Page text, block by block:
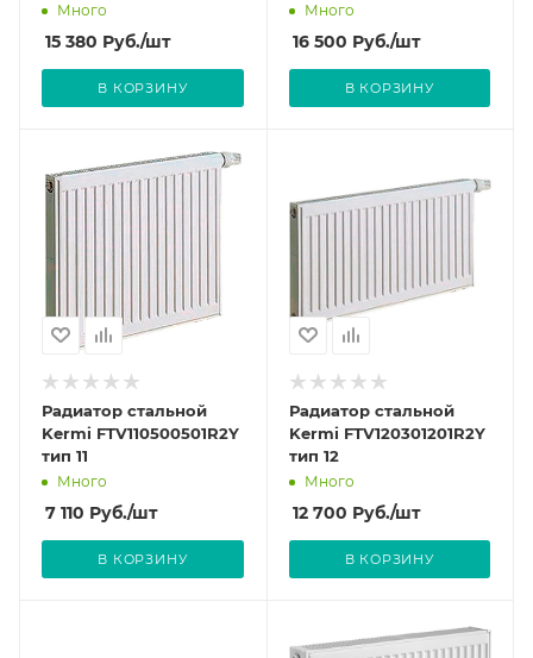
Много
15 380 Руб./шт
В КОРЗИНУ
Много
16 500 Руб./шт
В КОРЗИНУ
Радиатор стальной
Kermi FTV110500501R2Y
тип 11
Много
7 110 Руб./шт
В КОРЗИНУ
Радиатор стальной
Kermi FTV120301201R2Y
тип 12
Много
12 700 Руб./шт
В КОРЗИНУ